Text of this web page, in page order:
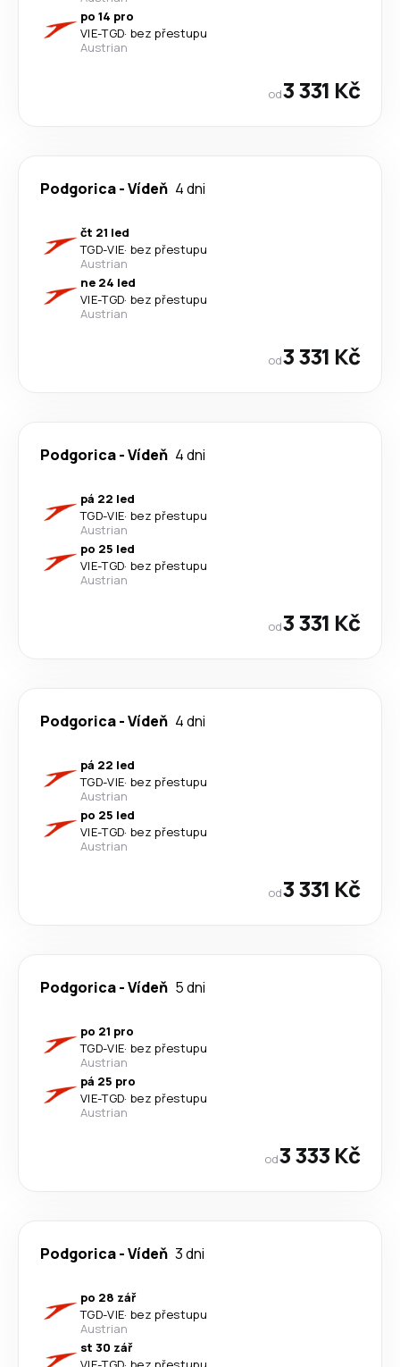
po 14 pro
VIE-TGD· bez přestupu
Austrian
od3 331 Kč
Podgorica-Vídeň 4 dni
čt 21 led
TGD-VIE· bez přestupu
Austrian
ne 24 led
VIE-TGD· bez přestupu
Austrian
od3 331 Kč
Podgorica-Vídeň 4 dni
pá 22 led
TGD-VIE· bez přestupu
Austrian
po 25 led
VIE-TGD· bez přestupu
Austrian
od3 331 Kč
Podgorica-Vídeň 4 dni
pá 22 led
TGD-VIE· bez přestupu
Austrian
po 25 led
VIE-TGD· bez přestupu
Austrian
od3 331 Kč
Podgorica-Vídeň 5 dni
po 21 pro
TGD-VIE· bez přestupu
Austrian
pá 25 pro
VIE-TGD· bez přestupu
Austrian
od3 333 Kč
Podgorica-Vídeň 3 dni
po 28 zář
TGD-VIE· bez přestupu
Austrian
st 30 zář